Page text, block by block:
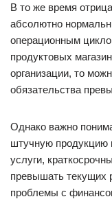
В то же время
абсолютно
операционным
продуктовых
организации, то
обязательства
Однако важно
штучную продукцию
услуги,
превышать текущих
проблемы с